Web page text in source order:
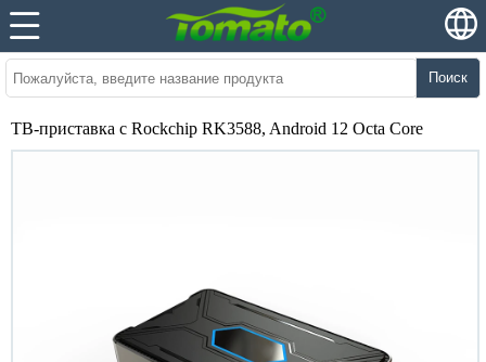
Поиск
ТВ-приставка с Rockchip RK3588, Android 12 Octa Core